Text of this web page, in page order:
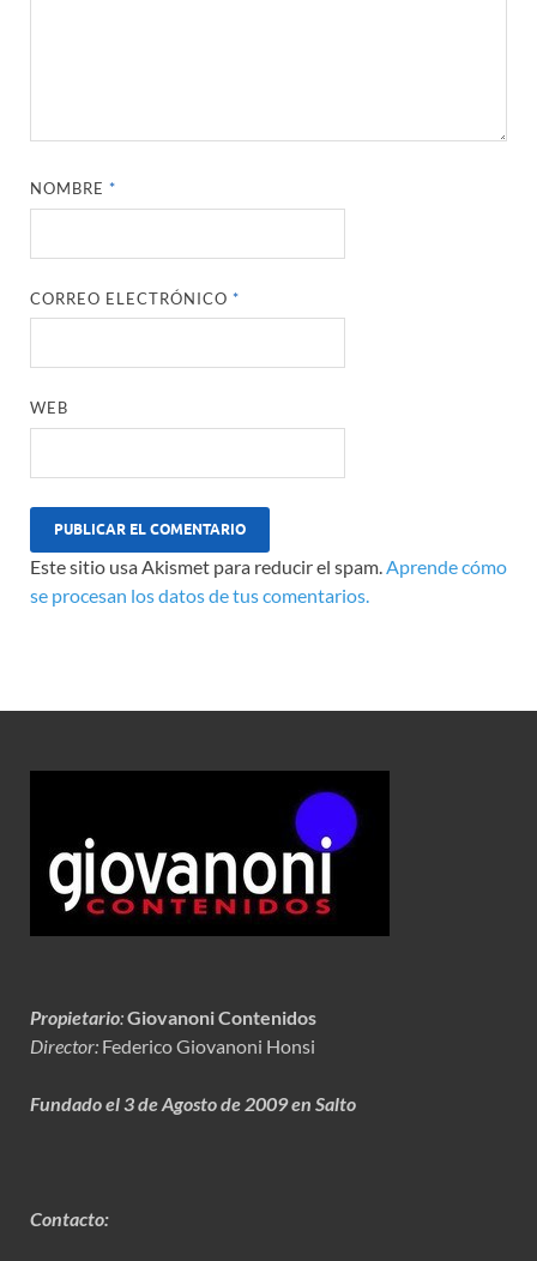
NOMBRE*
CORREO ELECTRÓNICO*
WEB
Este sitio usa Akismet para reducir el spam. Aprende cómo
se procesan los datos de tus comentarios.
Propietario:Giovanoni Contenidos
Director: Federico Giovanoni Honsi
Fundado el 3 de Agosto de 2009 en Salto
Contacto: